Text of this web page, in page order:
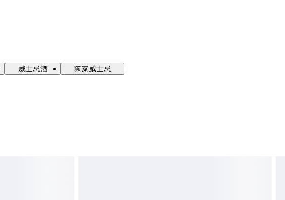
威士忌酒 獨家威士忌